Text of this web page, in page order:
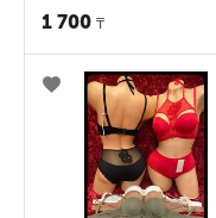
1 700 ₸